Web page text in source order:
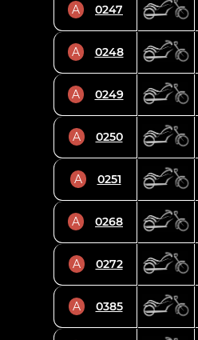
A 0247
A 0248
A 0249
A 0250
A 0251
A 0268
A 0272
A 0385